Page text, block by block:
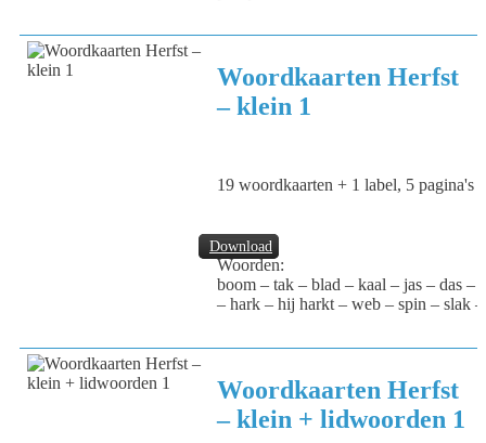
Download
Woordkaarten Herfst
– klein 1
19 woordkaarten + 1 label, 5 pagina's
Woorden:
boom – tak – blad – kaal – jas – das
– hark – hij harkt – web – spin – slak
Woordkaarten Herfst
– klein + lidwoorden 1